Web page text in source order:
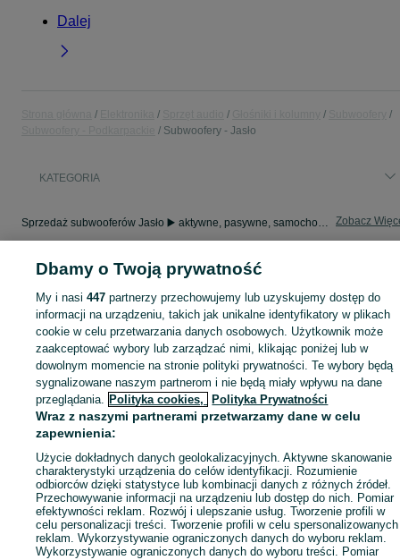
Dalej
Subwoofery - Jasło
KATEGORIA
Sprzedaż subwooferów Jasło ▶️ aktywne, pasywne, samochodowe i domowe ✅ Nowe i używane w najlepszych cenach ✌ Kupuj i sprzedawaj na OLX.pl! Zobacz
Mapa kategorii
Mapa miejscowości
Mapa ministron
Popularne wyszukiwania
Dbamy o Twoją prywatność
My i nasi447 partnerzy przechowujemy lub uzyskujemy dostęp do
informacji na urządzeniu, takich jak unikalne identyfikatory w plikach
cookie w celu przetwarzania danych osobowych. Użytkownik może
zaakceptować wybory lub zarządzać nimi, klikając poniżej lub w
dowolnym momencie na stronie polityki prywatności. Te wybory będą
sygnalizowane naszym partnerom i nie będą miały wpływu na dane
przeglądania. Polityka cookies, Polityka Prywatności
Wraz z naszymi partnerami przetwarzamy dane w celu
zapewnienia:
Użycie dokładnych danych geolokalizacyjnych. Aktywne skanowanie
charakterystyki urządzenia do celów identyfikacji. Rozumienie
odbiorców dzięki statystyce lub kombinacji danych z różnych źródeł.
Przechowywanie informacji na urządzeniu lub dostęp do nich. Pomiar
efektywności reklam. Rozwój i ulepszanie usług. Tworzenie profili w
celu personalizacji treści. Tworzenie profili w celu spersonalizowanych
reklam. Wykorzystywanie ograniczonych danych do wyboru reklam.
Wykorzystywanie ograniczonych danych do wyboru treści. Pomiar